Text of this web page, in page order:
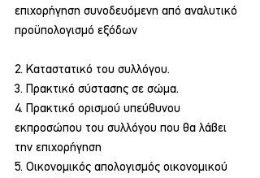
επιχορήγηση συνοδευόμενη από αναλυτικό
προϋπολογισμό εξόδων
2. Καταστατικό του συλλόγου.
3. Πρακτικό σύστασης σε σώμα.
4. Πρακτικό ορισμού υπεύθυνου
εκπροσώπου του συλλόγου που θα λάβει
την επιχορήγηση
5. Οικονομικός απολογισμός οικονομικού